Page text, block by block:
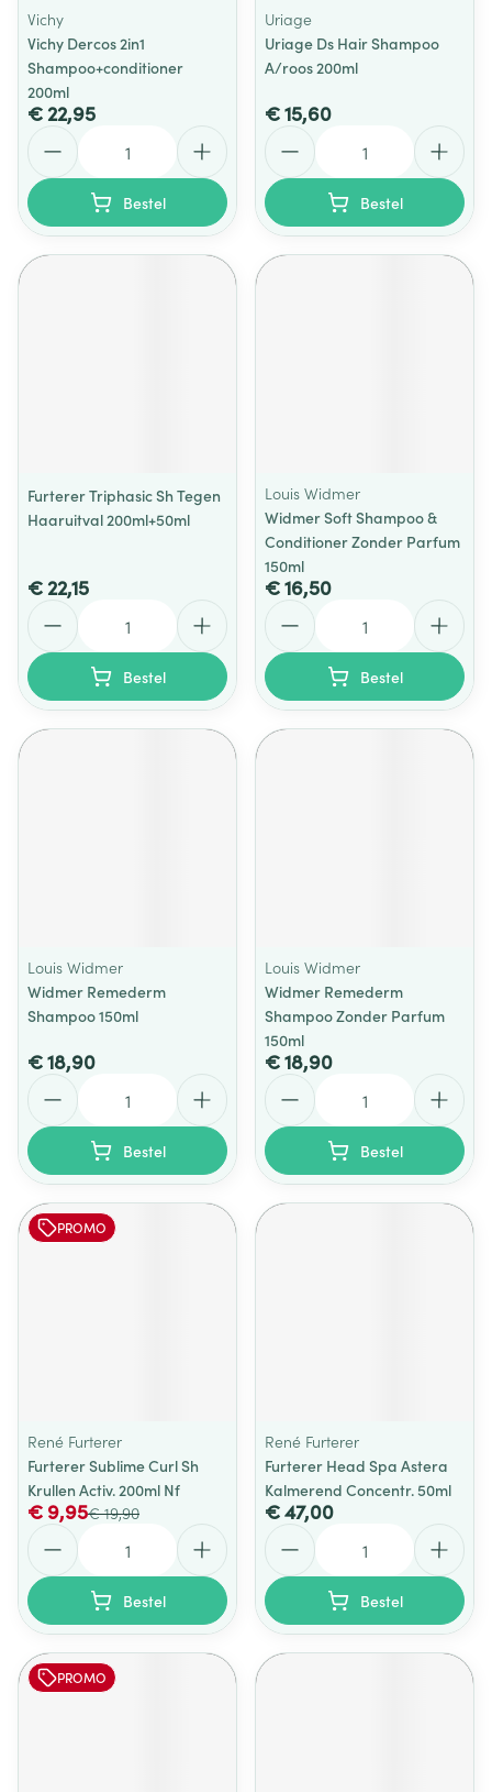
Vichy
Vichy Dercos 2in1
Shampoo+conditioner
200ml
€ 22,95
Bestel
Uriage
Uriage Ds Hair Shampoo
A/roos 200ml
€ 15,60
Bestel
Furterer Triphasic Sh Tegen
Haaruitval 200ml+50ml
€ 22,15
Bestel
Louis Widmer
Widmer Soft Shampoo &
Conditioner Zonder Parfum
150ml
€ 16,50
Bestel
Louis Widmer
Widmer Remederm
Shampoo 150ml
€ 18,90
Bestel
Louis Widmer
Widmer Remederm
Shampoo Zonder Parfum
150ml
€ 18,90
Bestel
PROMO
René Furterer
Furterer Sublime Curl Sh
Krullen Activ. 200ml Nf
€ 19,90
€ 9,95
Bestel
René Furterer
Furterer Head Spa Astera
Kalmerend Concentr. 50ml
€ 47,00
Bestel
PROMO